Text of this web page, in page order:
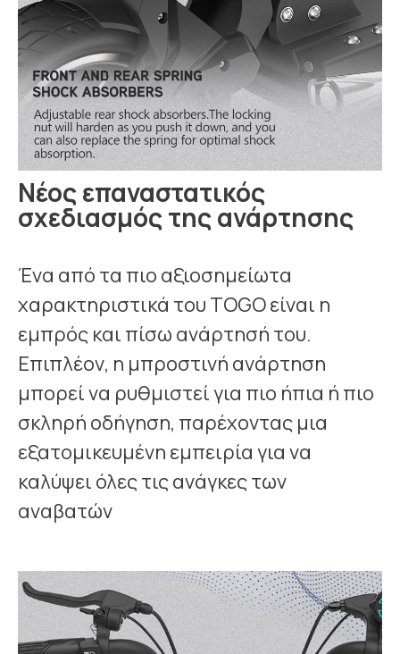
Νέος επαναστατικός
σχεδιασμός της ανάρτησης
Ένα από τα πιο αξιοσημείωτα
χαρακτηριστικά του TOGO είναι η
εμπρός και πίσω ανάρτησή του.
Επιπλέον, η μπροστινή ανάρτηση
μπορεί να ρυθμιστεί για πιο ήπια ή πιο
σκληρή οδήγηση, παρέχοντας μια
εξατομικευμένη εμπειρία για να
καλύψει όλες τις ανάγκες των
αναβατών